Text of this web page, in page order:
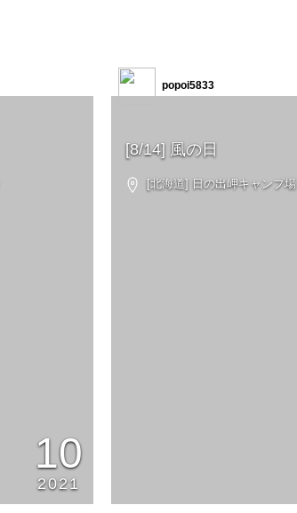
10
2021
[8/14] 風の日
[北海道] 日の出岬キャンプ場
popoi5833